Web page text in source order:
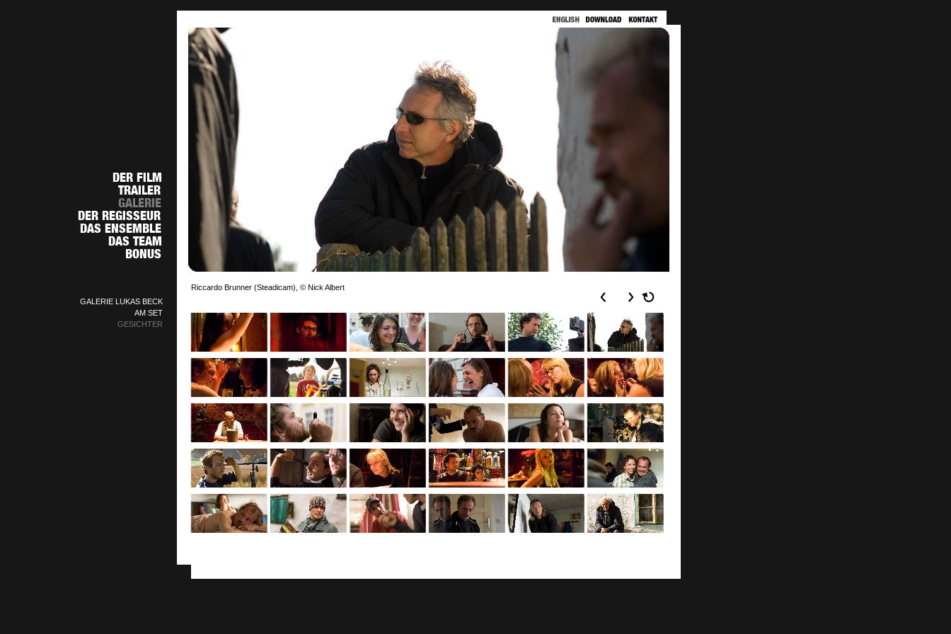
GALERIE LUKAS BECK
AM SET
GESICHTER
Riccardo Brunner (Steadicam), © Nick Albert